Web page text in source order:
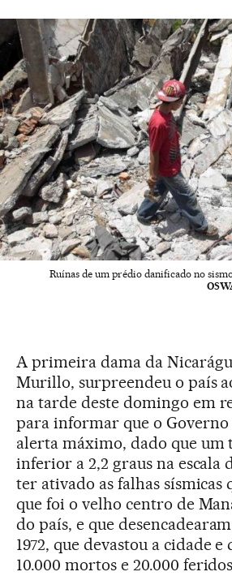
Ruínas de um prédio danificado no
A primeira dama da
Murillo, surpreendeu o país
na tarde deste domingo em
para informar que o Governo
alerta máximo, dado que um
inferior a 2,2 graus na escala
ter ativado as falhas sísmicas
que foi o velho centro de
do país, e que
1972, que devastou a cidade
10.000 mortos e 20.000